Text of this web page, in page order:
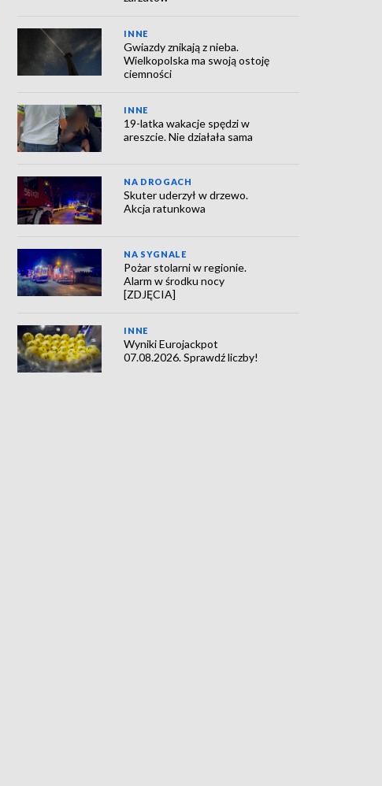
INNE
Gwiazdy znikają z nieba.
Wielkopolska ma swoją ostoję
ciemności
INNE
19-latka wakacje spędzi w
areszcie. Nie działała sama
NA DROGACH
Skuter uderzył w drzewo.
Akcja ratunkowa
NA SYGNALE
Pożar stolarni w regionie.
Alarm w środku nocy
[ZDJĘCIA]
INNE
Wyniki Eurojackpot
07.08.2026. Sprawdź liczby!